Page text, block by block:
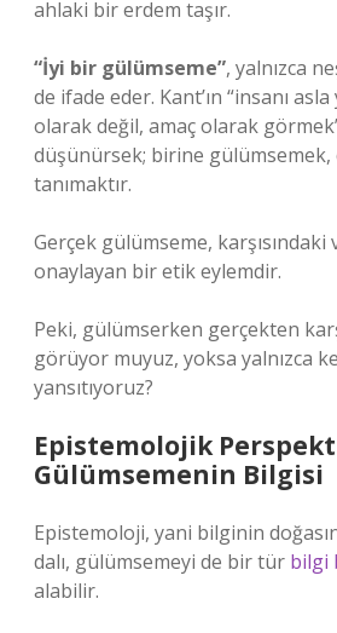
ahlaki bir erdem taşır.
“İyi bir gülümseme”, yalnızca
de ifade eder. Kant’ın “insanı
olarak değil, amaç olarak
düşünürsek; birine
tanımaktır.
Gerçek gülümseme, karşısındaki
onaylayan bir etik eylemdir.
Peki, gülümserken gerçekten
görüyor muyuz, yoksa yalnızca
yansıtıyoruz?
Epistemolojik
Gülümsemenin Bilgisi
Epistemoloji, yani bilginin
dalı, gülümsemeyi de bir tür bilgi
alabilir.